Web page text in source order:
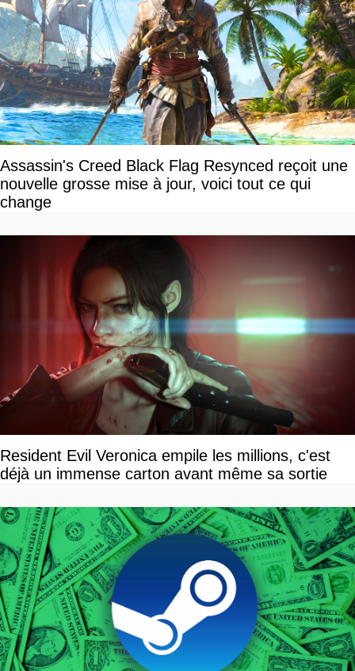
Assassin's Creed Black Flag Resynced reçoit une
nouvelle grosse mise à jour, voici tout ce qui
change
Resident Evil Veronica empile les millions, c'est
déjà un immense carton avant même sa sortie